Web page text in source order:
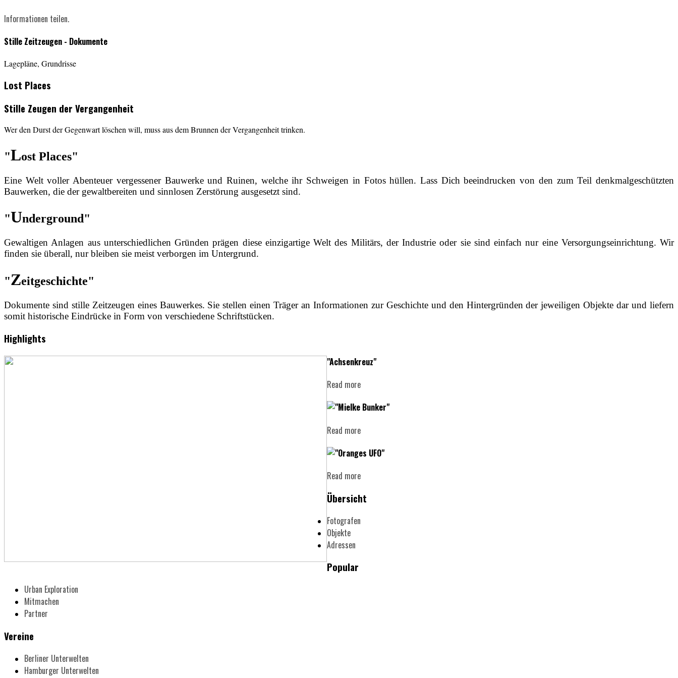
Informationen teilen.
Stille Zeitzeugen - Dokumente
Lagepläne, Grundrisse
Lost Places
Stille Zeugen der Vergangenheit
Wer den Durst der Gegenwart löschen will, muss aus dem Brunnen der Vergangenheit trinken.
"Lost Places"
Eine Welt voller Abenteuer vergessener Bauwerke und Ruinen, welche ihr Schweigen in Fotos hüllen. Lass Dich beeindrucken von den zum Teil denkmalgeschützten
Bauwerken, die der gewaltbereiten und sinnlosen Zerstörung ausgesetzt sind.
"Underground"
Gewaltigen Anlagen aus unterschiedlichen Gründen prägen diese einzigartige Welt des Militärs, der Industrie oder sie sind einfach nur eine Versorgungseinrichtung. Wir
finden sie überall, nur bleiben sie meist verborgen im Untergrund.
"Zeitgeschichte"
Dokumente sind stille Zeitzeugen eines Bauwerkes. Sie stellen einen Träger an Informationen zur Geschichte und den Hintergründen der jeweiligen Objekte dar und liefern
somit historische Eindrücke in Form von verschiedene Schriftstücken.
Highlights
"Achsenkreuz"
Read more
"Mielke Bunker"
Read more
"Oranges UFO"
Read more
Übersicht
Fotografen
Objekte
Adressen
Popular
Urban Exploration
Mitmachen
Partner
Vereine
Berliner Unterwelten
Hamburger Unterwelten